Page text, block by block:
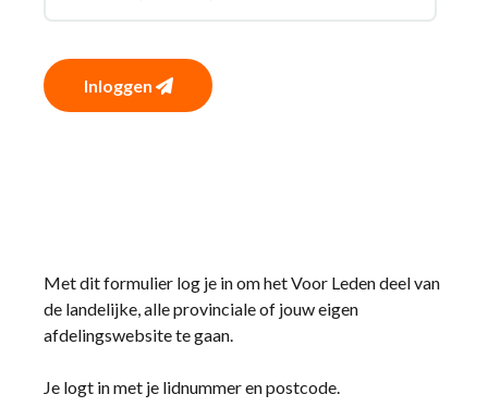
Inloggen
Met dit formulier log je in om het Voor Leden deel van
de landelijke, alle provinciale of jouw eigen
afdelingswebsite te gaan.
Je logt in met je lidnummer en postcode.